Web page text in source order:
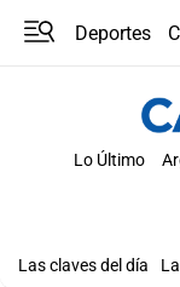
Deportes
Lo Último
Las claves del día